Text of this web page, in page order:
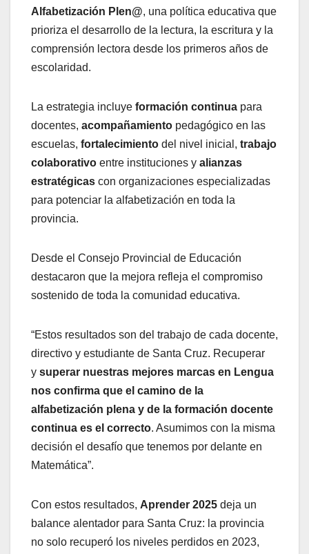
Alfabetización Plen@, una política educativa que
prioriza el desarrollo de la lectura, la escritura y la
comprensión lectora desde los primeros años de
escolaridad.
La estrategia incluye formación continua para
docentes, acompañamiento pedagógico en las
escuelas, fortalecimiento del nivel inicial, trabajo
colaborativo entre instituciones y alianzas
estratégicas con organizaciones especializadas
para potenciar la alfabetización en toda la
provincia.
Desde el Consejo Provincial de Educación
destacaron que la mejora refleja el compromiso
sostenido de toda la comunidad educativa.
“Estos resultados son del trabajo de cada docente,
directivo y estudiante de Santa Cruz. Recuperar
y superar nuestras mejores marcas en Lengua
nos confirma que el camino de la
alfabetización plena y de la formación docente
continua es el correcto. Asumimos con la misma
decisión el desafío que tenemos por delante en
Matemática”.
Con estos resultados, Aprender 2025 deja un
balance alentador para Santa Cruz: la provincia
no solo recuperó los niveles perdidos en 2023,